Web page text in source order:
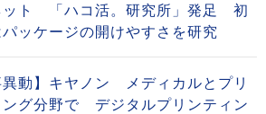
ット 「ハコ活。研究所」発足 初
ッケージの開けやすさを研究
異動】キヤノン メディカルとプリ
ング分野で デジタルプリンティン